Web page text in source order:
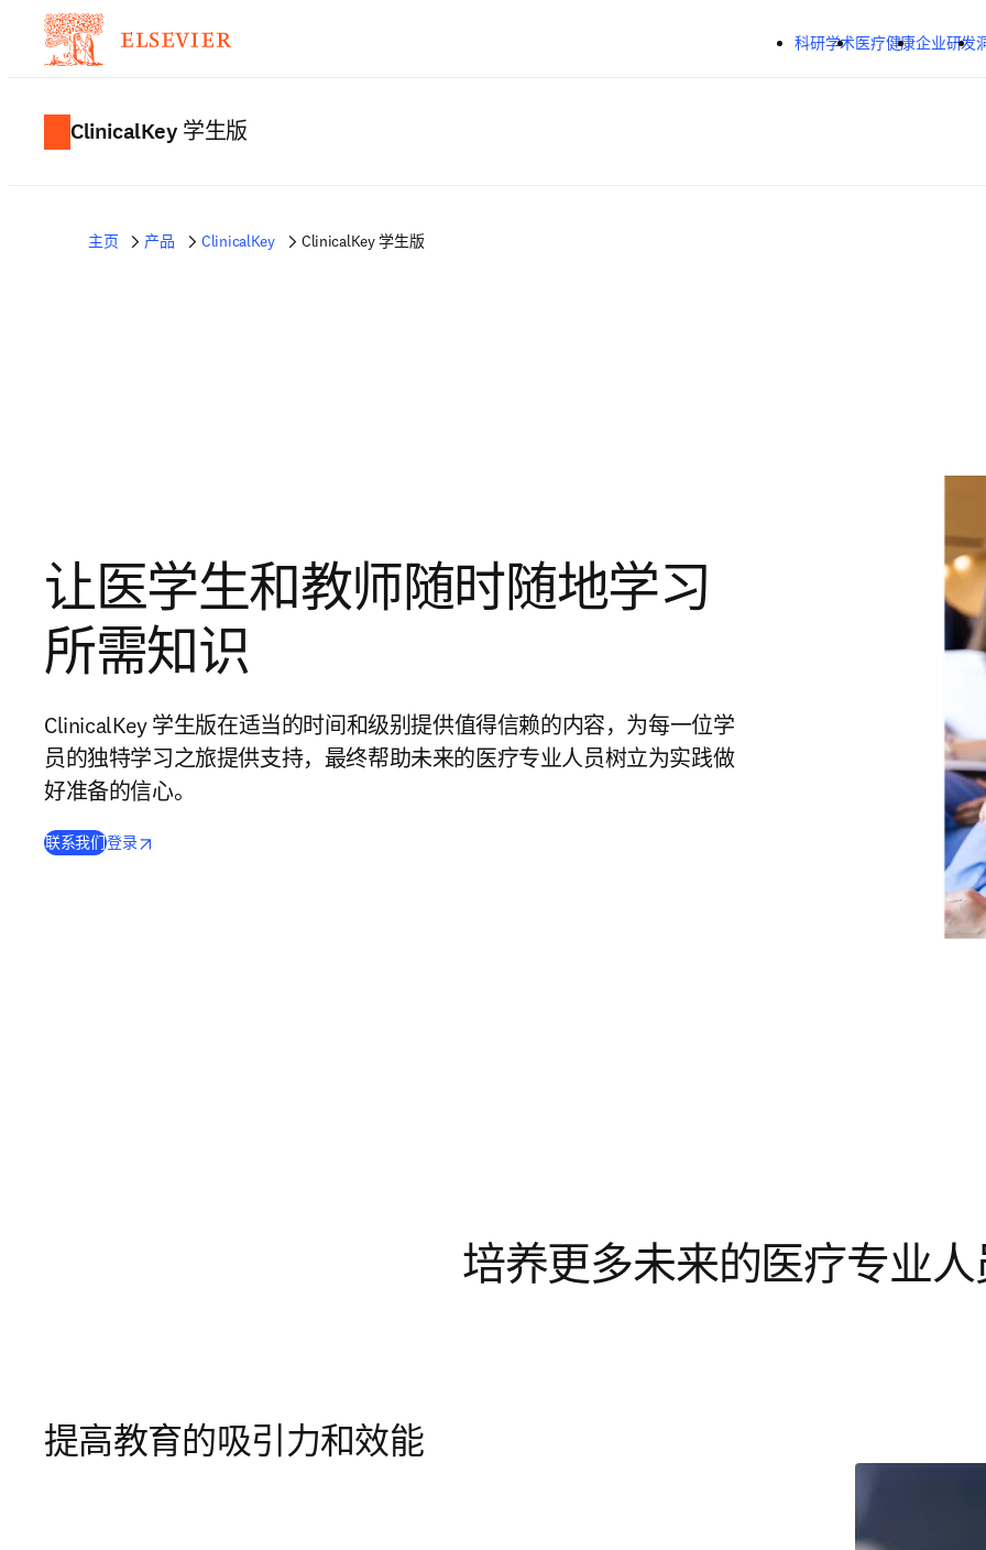
跳转到主内容
科研学术医疗健康企业研发
ClinicalKey 学生版
主页 产品 ClinicalKey ClinicalKey 学生版
让医学生和教师随时随地学习
所需知识
ClinicalKey 学生版在适当的时间和级别提供值得信赖的内容，为每一位学
员的独特学习之旅提供支持，最终帮助未来的医疗专业人员树立为实践做
好准备的信心。
联系我们登录在新的选项卡/窗口中打开
opens in new tab/window
培养更多未来的医疗专业人
提高教育的吸引力和效能